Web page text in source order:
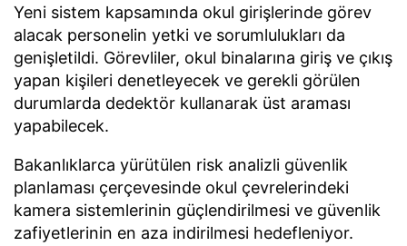
Yeni sistem kapsamında okul girişlerinde görev
alacak personelin yetki ve sorumlulukları da
genişletildi. Görevliler, okul binalarına giriş ve çıkış
yapan kişileri denetleyecek ve gerekli görülen
durumlarda dedektör kullanarak üst araması
yapabilecek.
Bakanlıklarca yürütülen risk analizli güvenlik
planlaması çerçevesinde okul çevrelerindeki
kamera sistemlerinin güçlendirilmesi ve güvenlik
zafiyetlerinin en aza indirilmesi hedefleniyor.